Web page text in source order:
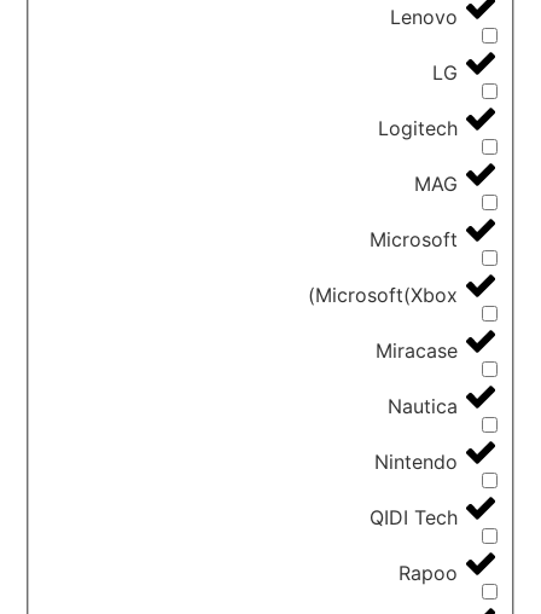
Lenovo
LG
Logitech
MAG
Microsoft
Microsoft(Xbox)
Miracase
Nautica
Nintendo
QIDI Tech
Rapoo